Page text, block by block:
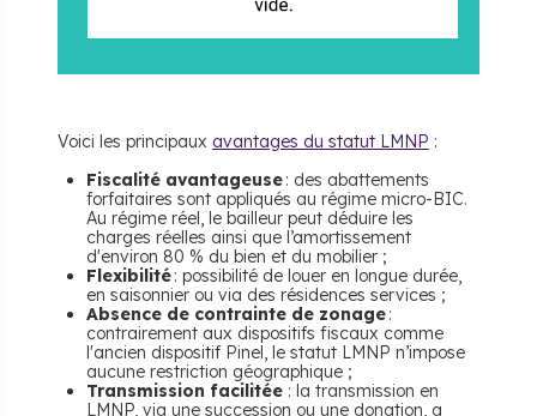
Voici les principaux avantages du statut LMNP :
Fiscalité avantageuse: des abattements
forfaitaires sont appliqués au régime micro-BIC.
Au régime réel, le bailleur peut déduire les
charges réelles ainsi que l’amortissement
d'environ 80 % du bien et du mobilier ;
Flexibilité: possibilité de louer en longue durée,
en saisonnier ou via des résidences services ;
Absence de contrainte de zonage:
contrairement aux dispositifs fiscaux comme
l'ancien dispositif Pinel, le statut LMNP n’impose
aucune restriction géographique ;
Transmission facilitée : la transmission en
LMNP, via une succession ou une donation, a